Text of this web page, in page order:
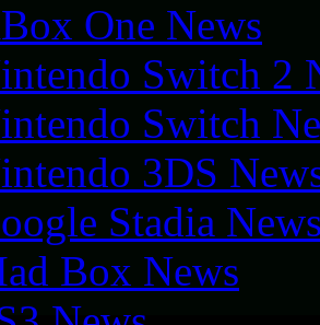
One News
Switch 2
Switch
3DS
Stadia
Box News